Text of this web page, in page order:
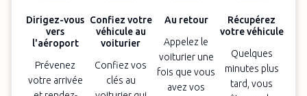
Dirigez-vous
vers
l'aéroport
Prévenez
votre arrivée
Confiez votre
véhicule au
voiturier
Confiez vos
clés au
Au retour
Appelez le
voiturier une
fois que vous
avez vos
Récupérez
votre véhicule
Quelques
minutes plus
tard, vous